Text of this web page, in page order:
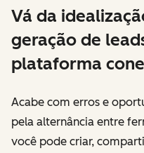
Vá da
geração de
plataforma
Acabe com erros e
pela alternância entre
você pode criar,